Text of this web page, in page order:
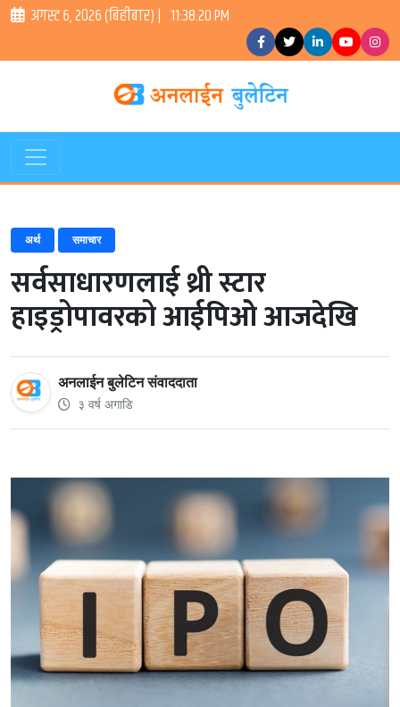
अगस्ट ६, २०२६ (बिहीबार) | 11:38:20 PM
अर्थ समाचार
सर्वसाधारणलाई थ्री स्टार
हाइड्रोपावरको आईपिओ आजदेखि
अनलाईन बुलेटिन संवाददाता
३ वर्ष अगाडि